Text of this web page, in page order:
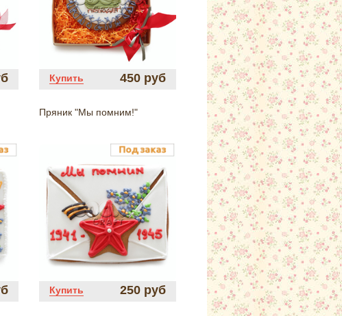
Купить 450 руб
Пряник "Мы помним!"
Купить 250 руб